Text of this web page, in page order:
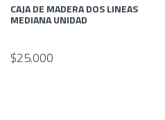
CAJA DE MADERA DOS LINEAS
MEDIANA UNIDAD
$25.000